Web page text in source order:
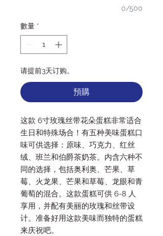
0/500
數量 *
请提前3天订购。
預購
这款 6寸玫瑰丝带花朵蛋糕非常适合
生日和特殊场合！有五种美味蛋糕口
味可供选择：原味、巧克力、红丝
绒、班兰和伯爵茶奶茶。内含六种不
同的选择，包括奥利奥、芒果、草
莓、火龙果、芒果和草莓、龙眼和青
葡萄的混合。这款蛋糕可供 6-8 人
享用，并配有美丽的玫瑰和丝带设
计。准备好用这款美味而独特的蛋糕
来庆祝吧。